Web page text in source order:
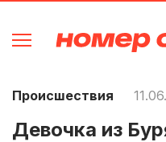
Происшествия
Девочка из